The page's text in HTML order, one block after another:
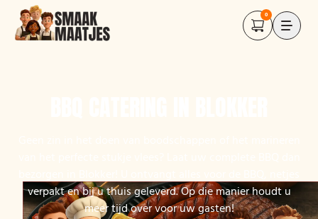
0
verpakt en bij u thuis geleverd. Op die manier houdt u
meer tijd over voor uw gasten!